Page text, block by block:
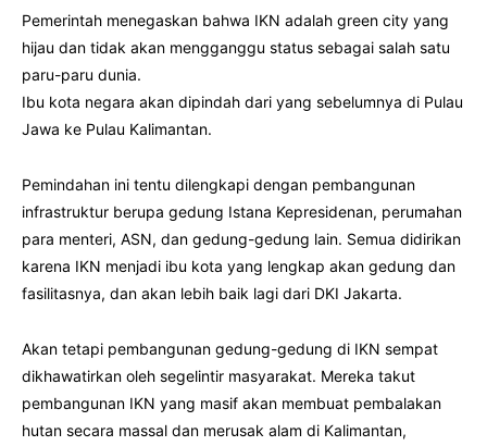
Pemerintah menegaskan bahwa IKN adalah green city yang
hijau dan tidak akan mengganggu status sebagai salah satu
paru-paru dunia.
Ibu kota negara akan dipindah dari yang sebelumnya di Pulau
Jawa ke Pulau Kalimantan.
Pemindahan ini tentu dilengkapi dengan pembangunan
infrastruktur berupa gedung Istana Kepresidenan, perumahan
para menteri, ASN, dan gedung-gedung lain. Semua didirikan
karena IKN menjadi ibu kota yang lengkap akan gedung dan
fasilitasnya, dan akan lebih baik lagi dari DKI Jakarta.
Akan tetapi pembangunan gedung-gedung di IKN sempat
dikhawatirkan oleh segelintir masyarakat. Mereka takut
pembangunan IKN yang masif akan membuat pembalakan
hutan secara massal dan merusak alam di Kalimantan,